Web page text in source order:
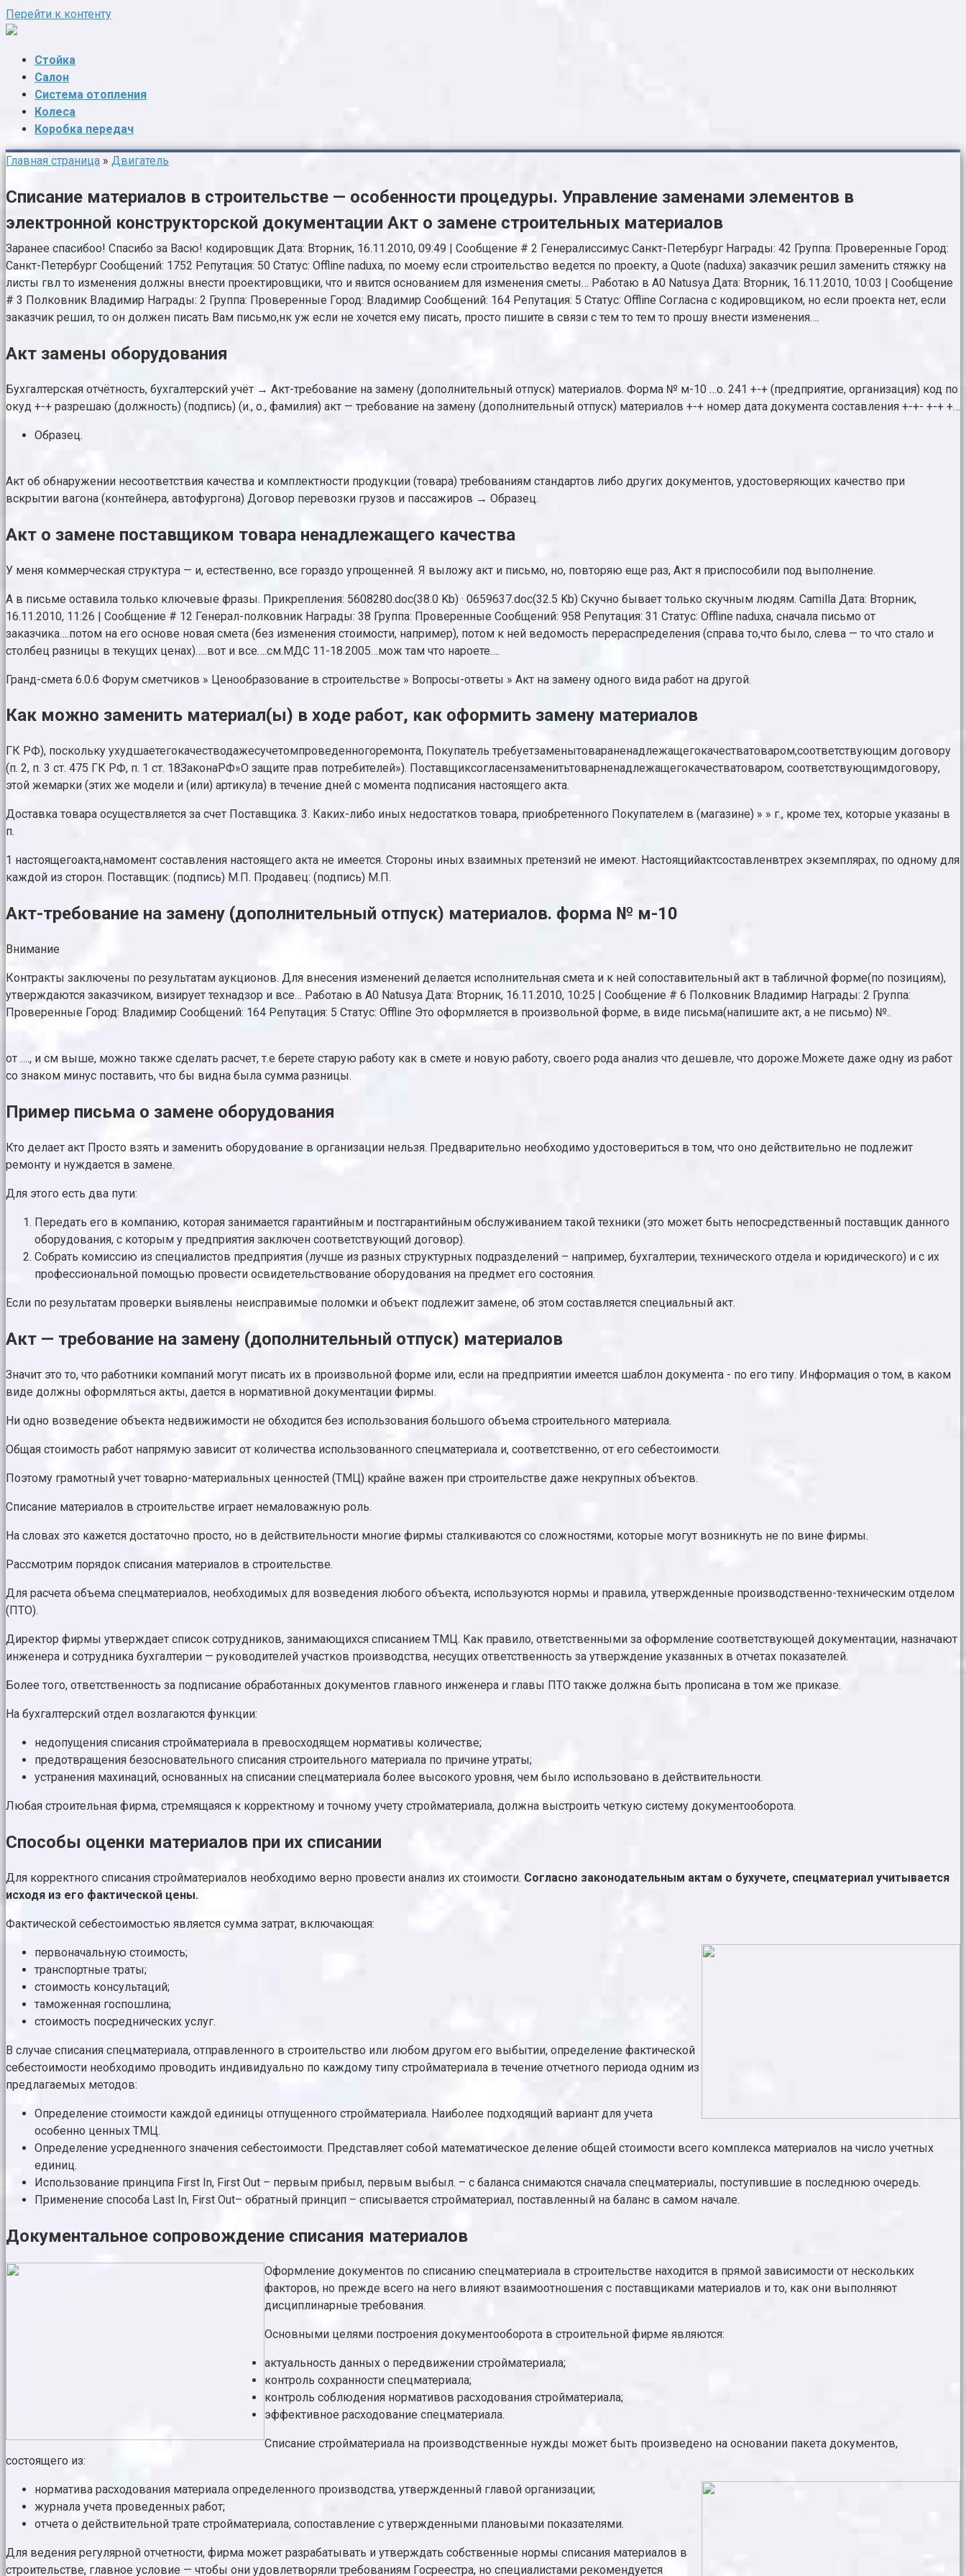
Перейти к контенту
Стойка
Салон
Система отопления
Колеса
Коробка передач
Главная страница » Двигатель
Списание материалов в строительстве — особенности процедуры. Управление заменами элементов в
электронной конструкторской документации Акт о замене строительных материалов
Заранее спасибоо! Спасибо за Васю! кодировщик Дата: Вторник, 16.11.2010, 09:49 | Сообщение # 2 Генералиссимус Санкт-Петербург Награды: 42 Группа: Проверенные Город:
Санкт-Петербург Сообщений: 1752 Репутация: 50 Статус: Offline naduxa, по моему если строительство ведется по проекту, а Quote (naduxa) заказчик решил заменить стяжку на
листы гвл то изменения должны внести проектировщики, что и явится основанием для изменения сметы… Работаю в А0 Natusya Дата: Вторник, 16.11.2010, 10:03 | Сообщение
# 3 Полковник Владимир Награды: 2 Группа: Проверенные Город: Владимир Сообщений: 164 Репутация: 5 Статус: Offline Согласна с кодировщиком, но если проекта нет, если
заказчик решил, то он должен писать Вам письмо,нк уж если не хочется ему писать, просто пишите в связи с тем то тем то прошу внести изменения….
Акт замены оборудования
Бухгалтерская отчётность, бухгалтерский учёт → Акт-требование на замену (дополнительный отпуск) материалов. Форма № м-10 …о. 241 +-+ (предприятие, организация) код по
окуд +-+ разрешаю (должность) (подпись) (и., о., фамилия) акт — требование на замену (дополнительный отпуск) материалов +-+ номер дата документа составления +-+- +-+ +…
Образец.
Акт об обнаружении несоответствия качества и комплектности продукции (товара) требованиям стандартов либо других документов, удостоверяющих качество при
вскрытии вагона (контейнера, автофургона) Договор перевозки грузов и пассажиров → Образец.
Акт о замене поставщиком товара ненадлежащего качества
У меня коммерческая структура — и, естественно, все гораздо упрощенней. Я выложу акт и письмо, но, повторяю еще раз, Акт я приспособили под выполнение.
А в письме оставила только ключевые фразы. Прикрепления: 5608280.doc(38.0 Kb) · 0659637.doc(32.5 Kb) Скучно бывает только скучным людям. Camilla Дата: Вторник,
16.11.2010, 11:26 | Сообщение # 12 Генерал-полковник Награды: 38 Группа: Проверенные Сообщений: 958 Репутация: 31 Статус: Offline naduxa, сначала письмо от
заказчика….потом на его основе новая смета (без изменения стоимости, например), потом к ней ведомость перераспределения (справа то,что было, слева — то что стало и
столбец разницы в текущих ценах)…..вот и все….см.МДС 11-18.2005…мож там что нароете….
Гранд-смета 6.0.6 Форум сметчиков » Ценообразование в строительстве » Вопросы-ответы » Акт на замену одного вида работ на другой.
Как можно заменить материал(ы) в ходе работ, как оформить замену материалов
ГК РФ), поскольку ухудшаетегокачестводажесучетомпроведенногоремонта, Покупатель требуетзаменытовараненадлежащегокачестватоваром,соответствующим договору
(п. 2, п. 3 ст. 475 ГК РФ, п. 1 ст. 18ЗаконаРФ»О защите прав потребителей»). Поставщиксогласензаменитьтоварненадлежащегокачестватоваром, соответствующимдоговору,
этой жемарки (этих же модели и (или) артикула) в течение дней с момента подписания настоящего акта.
Доставка товара осуществляется за счет Поставщика. 3. Каких-либо иных недостатков товара, приобретенного Покупателем в (магазине) » » г., кроме тех, которые указаны в
п.
1 настоящегоакта,намомент составления настоящего акта не имеется. Стороны иных взаимных претензий не имеют. Настоящийактсоставленвтрех экземплярах, по одному для
каждой из сторон. Поставщик: (подпись) М.П. Продавец: (подпись) М.П.
Акт-требование на замену (дополнительный отпуск) материалов. форма № м-10
Внимание
Контракты заключены по результатам аукционов. Для внесения изменений делается исполнительная смета и к ней сопоставительный акт в табличной форме(по позициям),
утверждаются заказчиком, визирует технадзор и все… Работаю в А0 Natusya Дата: Вторник, 16.11.2010, 10:25 | Сообщение # 6 Полковник Владимир Награды: 2 Группа:
Проверенные Город: Владимир Сообщений: 164 Репутация: 5 Статус: Offline Это оформляется в произвольной форме, в виде письма(напишите акт, а не письмо) №..
от …., и см выше, можно также сделать расчет, т.е берете старую работу как в смете и новую работу, своего рода анализ что дешевле, что дороже.Можете даже одну из работ
со знаком минус поставить, что бы видна была сумма разницы.
Пример письма о замене оборудования
Кто делает акт Просто взять и заменить оборудование в организации нельзя. Предварительно необходимо удостовериться в том, что оно действительно не подлежит
ремонту и нуждается в замене.
Для этого есть два пути:
Передать его в компанию, которая занимается гарантийным и постгарантийным обслуживанием такой техники (это может быть непосредственный поставщик данного
оборудования, с которым у предприятия заключен соответствующий договор).
Собрать комиссию из специалистов предприятия (лучше из разных структурных подразделений – например, бухгалтерии, технического отдела и юридического) и с их
профессиональной помощью провести освидетельствование оборудования на предмет его состояния.
Если по результатам проверки выявлены неисправимые поломки и объект подлежит замене, об этом составляется специальный акт.
Акт — требование на замену (дополнительный отпуск) материалов
Значит это то, что работники компаний могут писать их в произвольной форме или, если на предприятии имеется шаблон документа - по его типу. Информация о том, в каком
виде должны оформляться акты, дается в нормативной документации фирмы.
Ни одно возведение объекта недвижимости не обходится без использования большого объема строительного материала.
Общая стоимость работ напрямую зависит от количества использованного спецматериала и, соответственно, от его себестоимости.
Поэтому грамотный учет товарно-материальных ценностей (ТМЦ) крайне важен при строительстве даже некрупных объектов.
Списание материалов в строительстве играет немаловажную роль.
На словах это кажется достаточно просто, но в действительности многие фирмы сталкиваются со сложностями, которые могут возникнуть не по вине фирмы.
Рассмотрим порядок списания материалов в строительстве.
Для расчета объема спецматериалов, необходимых для возведения любого объекта, используются нормы и правила, утвержденные производственно-техническим отделом
(ПТО).
Директор фирмы утверждает список сотрудников, занимающихся списанием ТМЦ. Как правило, ответственными за оформление соответствующей документации, назначают
инженера и сотрудника бухгалтерии — руководителей участков производства, несущих ответственность за утверждение указанных в отчетах показателей.
Более того, ответственность за подписание обработанных документов главного инженера и главы ПТО также должна быть прописана в том же приказе.
На бухгалтерский отдел возлагаются функции:
недопущения списания стройматериала в превосходящем нормативы количестве;
предотвращения безосновательного списания строительного материала по причине утраты;
устранения махинаций, основанных на списании спецматериала более высокого уровня, чем было использовано в действительности.
Любая строительная фирма, стремящаяся к корректному и точному учету стройматериала, должна выстроить четкую систему документооборота.
Способы оценки материалов при их списании
Для корректного списания стройматериалов необходимо верно провести анализ их стоимости. Согласно законодательным актам о бухучете, спецматериал учитывается
исходя из его фактической цены.
Фактической себестоимостью является сумма затрат, включающая:
первоначальную стоимость;
транспортные траты;
стоимость консультаций;
таможенная госпошлина;
стоимость посреднических услуг.
В случае списания спецматериала, отправленного в строительство или любом другом его выбытии, определение фактической
себестоимости необходимо проводить индивидуально по каждому типу стройматериала в течение отчетного периода одним из
предлагаемых методов:
Определение стоимости каждой единицы отпущенного стройматериала. Наиболее подходящий вариант для учета
особенно ценных ТМЦ.
Определение усредненного значения себестоимости. Представляет собой математическое деление общей стоимости всего комплекса материалов на число учетных
единиц.
Использование принципа First In, First Out – первым прибыл, первым выбыл. – с баланса снимаются сначала спецматериалы, поступившие в последнюю очередь.
Применение способа Last In, First Out– обратный принцип – списывается стройматериал, поставленный на баланс в самом начале.
Документальное сопровождение списания материалов
Оформление документов по списанию спецматериала в строительстве находится в прямой зависимости от нескольких
факторов, но прежде всего на него влияют взаимоотношения с поставщиками материалов и то, как они выполняют
дисциплинарные требования.
Основными целями построения документооборота в строительной фирме являются:
актуальность данных о передвижении стройматериала;
контроль сохранности спецматериала;
контроль соблюдения нормативов расходования стройматериала;
эффективное расходование спецматериала.
Списание стройматериала на производственные нужды может быть произведено на основании пакета документов,
состоящего из:
норматива расходования материала определенного производства, утвержденный главой организации;
журнала учета проведенных работ;
отчета о действительной трате стройматериала, сопоставление с утвержденными плановыми показателями.
Для ведения регулярной отчетности, фирма может разрабатывать и утверждать собственные нормы списания материалов в
строительстве, главное условие — чтобы они удовлетворяли требованиям Госреестра, но специалистами рекомендуется